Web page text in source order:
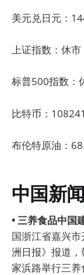
美元兑日元：
上证指数：休市
标普500指数：
比特币：
布伦特原油：
中国新闻
• 三养食品中国
国浙江省嘉兴
洲日报》报道
家浜路举行三